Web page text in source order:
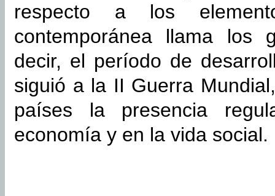
respecto a los
contemporánea llama los
decir, el período de
siguió a la II Guerra
países la presencia
economía y en la vida social.